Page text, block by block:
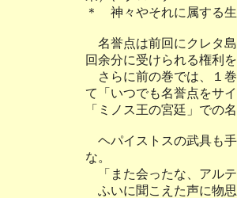
＊ 神々やそれに属する
名誉点は前回にクレタ
回余分に受けられる権利
さらに前の巻では、１
て「いつでも名誉点をサ
「ミノス王の宮廷」での
ヘパイストスの武具も
な。
「また会ったな、アルテ
ふいに聞こえた声に物